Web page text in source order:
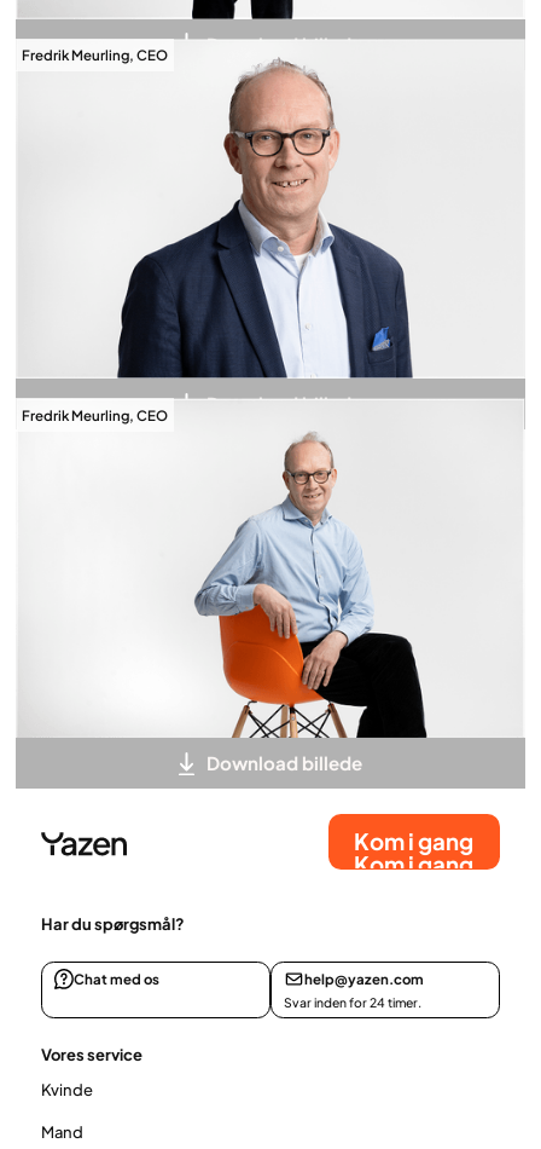
Download billede
Fredrik Meurling, CEO
Download billede
Fredrik Meurling, CEO
Download billede
Kom i gang
Kom i gang
Har du spørgsmål?
Chat med os help@yazen.com
Svar inden for 24 timer.
Vores service
Kvinde
Mand